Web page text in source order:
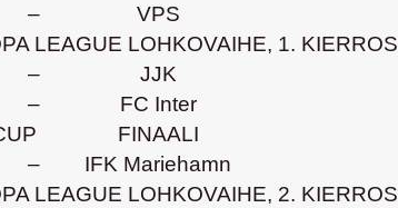
–
VPS
LEAGUE LOHKOVAIHE, 1. KIERROS
–
JJK
–
FC Inter
FINAALI
–
IFK Mariehamn
LEAGUE LOHKOVAIHE, 2. KIERROS